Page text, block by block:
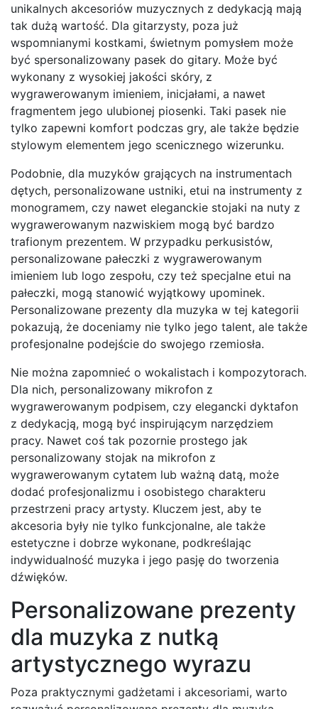
unikalnych akcesoriów muzycznych z dedykacją mają
tak dużą wartość. Dla gitarzysty, poza już
wspomnianymi kostkami, świetnym pomysłem może
być spersonalizowany pasek do gitary. Może być
wykonany z wysokiej jakości skóry, z
wygrawerowanym imieniem, inicjałami, a nawet
fragmentem jego ulubionej piosenki. Taki pasek nie
tylko zapewni komfort podczas gry, ale także będzie
stylowym elementem jego scenicznego wizerunku.
Podobnie, dla muzyków grających na instrumentach
dętych, personalizowane ustniki, etui na instrumenty z
monogramem, czy nawet eleganckie stojaki na nuty z
wygrawerowanym nazwiskiem mogą być bardzo
trafionym prezentem. W przypadku perkusistów,
personalizowane pałeczki z wygrawerowanym
imieniem lub logo zespołu, czy też specjalne etui na
pałeczki, mogą stanowić wyjątkowy upominek.
Personalizowane prezenty dla muzyka w tej kategorii
pokazują, że doceniamy nie tylko jego talent, ale także
profesjonalne podejście do swojego rzemiosła.
Nie można zapomnieć o wokalistach i kompozytorach.
Dla nich, personalizowany mikrofon z
wygrawerowanym podpisem, czy elegancki dyktafon
z dedykacją, mogą być inspirującym narzędziem
pracy. Nawet coś tak pozornie prostego jak
personalizowany stojak na mikrofon z
wygrawerowanym cytatem lub ważną datą, może
dodać profesjonalizmu i osobistego charakteru
przestrzeni pracy artysty. Kluczem jest, aby te
akcesoria były nie tylko funkcjonalne, ale także
estetyczne i dobrze wykonane, podkreślając
indywidualność muzyka i jego pasję do tworzenia
dźwięków.
Personalizowane prezenty
dla muzyka z nutką
artystycznego wyrazu
Poza praktycznymi gadżetami i akcesoriami, warto